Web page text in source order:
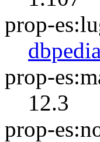
prop-
prop-
12.3
prop-